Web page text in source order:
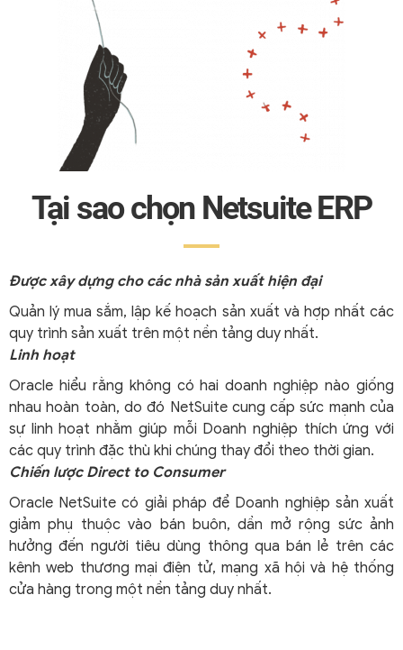
Tại sao chọn Netsuite ERP
Được xây dựng cho các nhà sản xuất hiện đại
Quản lý mua sắm, lập kế hoạch sản xuất và hợp nhất các
quy trình sản xuất trên một nền tảng duy nhất.
Linh hoạt
Oracle hiểu rằng không có hai doanh nghiệp nào giống
nhau hoàn toàn, do đó NetSuite cung cấp sức mạnh của
sự linh hoạt nhằm giúp mỗi Doanh nghiệp thích ứng với
các quy trình đặc thù khi chúng thay đổi theo thời gian.
Chiến lược Direct to Consumer
Oracle NetSuite có giải pháp để Doanh nghiệp sản xuất
giảm phụ thuộc vào bán buôn, dần mở rộng sức ảnh
hưởng đến người tiêu dùng thông qua bán lẻ trên các
kênh web thương mại điện tử, mạng xã hội và hệ thống
cửa hàng trong một nền tảng duy nhất.